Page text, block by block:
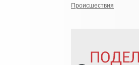
Происшествия